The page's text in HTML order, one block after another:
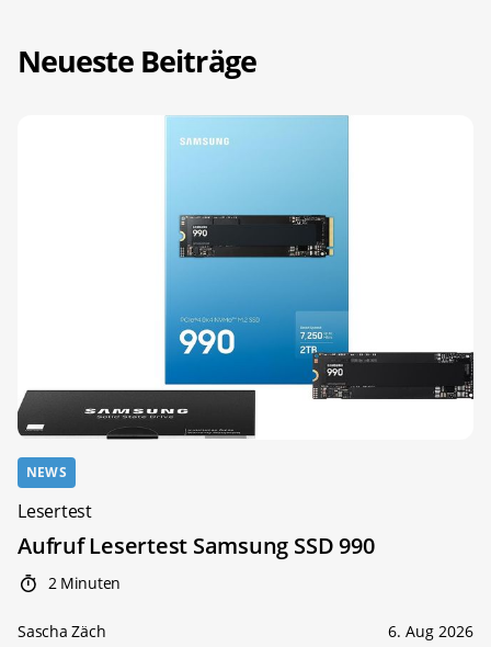
Neueste Beiträge
NEWS
Lesertest
Aufruf Lesertest Samsung SSD 990
2 Minuten
Sascha Zäch 6. Aug 2026